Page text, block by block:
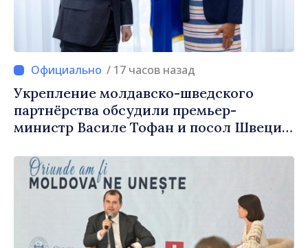
/ 17 часов назад
Укрепление молдавско-шведского
партнёрства обсудили премьер-
министр Василе Тофан и посол Швеции